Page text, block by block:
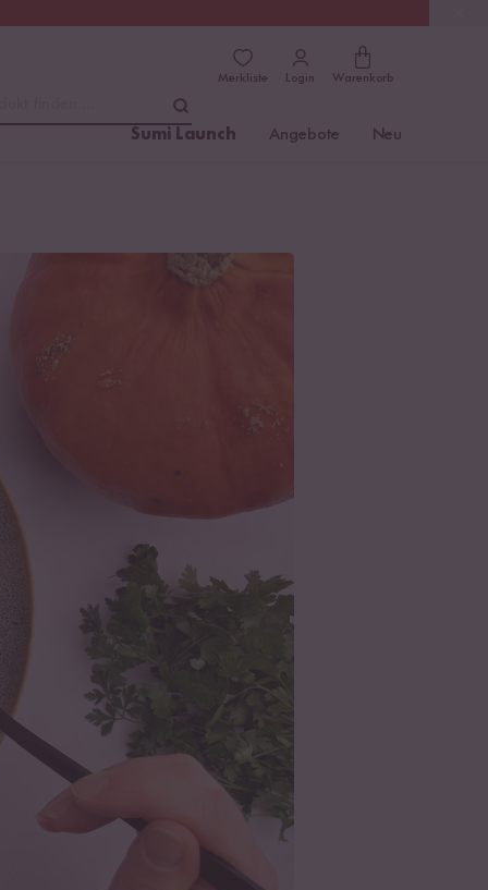
Merkliste Login Warenkorb
Sumi Launch Angebote Neu